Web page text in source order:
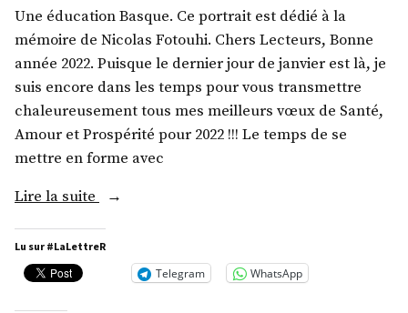
Une éducation Basque. Ce portrait est dédié à la
mémoire de Nicolas Fotouhi. Chers Lecteurs, Bonne
année 2022. Puisque le dernier jour de janvier est là, je
suis encore dans les temps pour vous transmettre
chaleureusement tous mes meilleurs vœux de Santé,
Amour et Prospérité pour 2022 !!! Le temps de se
mettre en forme avec
Lire la suite
« M.
Brisson »
Lu sur #LaLettreR
Telegram WhatsApp